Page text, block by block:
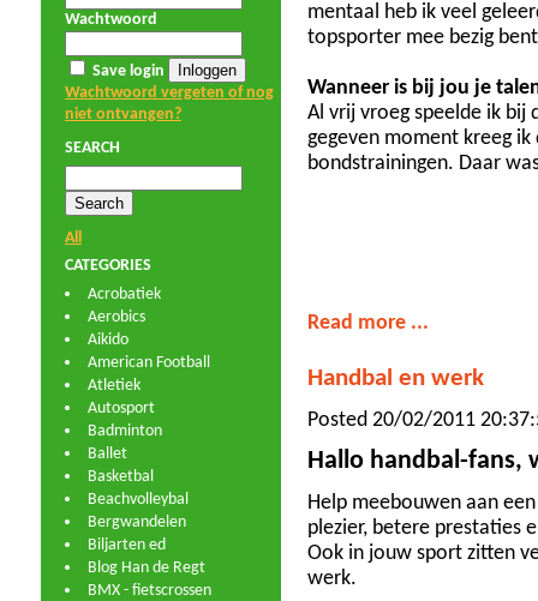
Wachtwoord
Save login
Wachtwoord vergeten of nog
niet ontvangen?
SEARCH
All
CATEGORIES
Acrobatiek
Aerobics
Aikido
American Football
Atletiek
Autosport
Badminton
Ballet
Basketbal
Beachvolleybal
Bergwandelen
Biljarten ed
Blog Han de Regt
BMX - fietscrossen
mentaal heb ik veel
topsporter mee bezig
Wanneer is bij jou je
Al vrij vroeg speelde ik bij
gegeven moment kreeg
bondstrainingen. Daar
Read more ...
Handbal en werk
Posted 20/02/2011
Hallo handbal-fans,
Help meebouwen aan
plezier, betere prestaties
Ook in jouw sport zitten
werk.